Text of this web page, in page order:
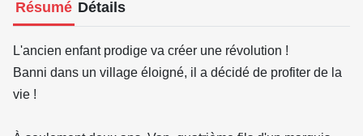
Résumé Détails
L'ancien enfant prodige va créer une révolution !
Banni dans un village éloigné, il a décidé de profiter de la
vie !